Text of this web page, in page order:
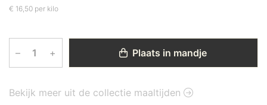
€ 16,50 per kilo
– + Plaats in mandje
Bekijk meer uit de collectie maaltijden